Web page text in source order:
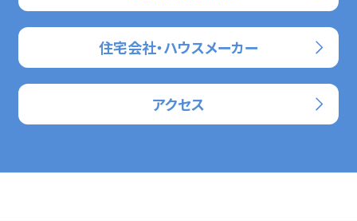
住宅会社・ハウスメーカー
アクセス